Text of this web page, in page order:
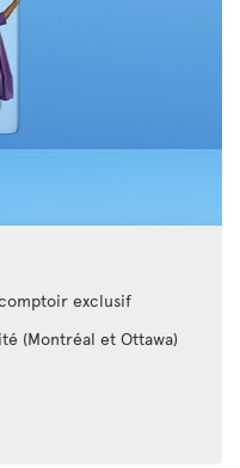
exclusif
(Montréal et Ottawa)